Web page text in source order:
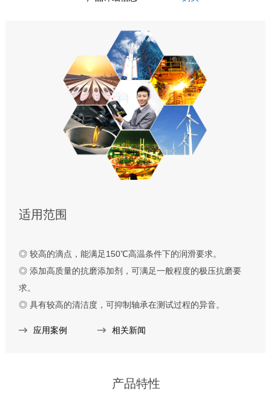
适用范围
◎ 较高的滴点，能满足150℃高温条件下的润滑要求。
◎ 添加高质量的抗磨添加剂，可满足一般程度的极压抗磨要
求。
◎ 具有较高的清洁度，可抑制轴承在测试过程的异音。
应用案例 相关新闻
产品特性